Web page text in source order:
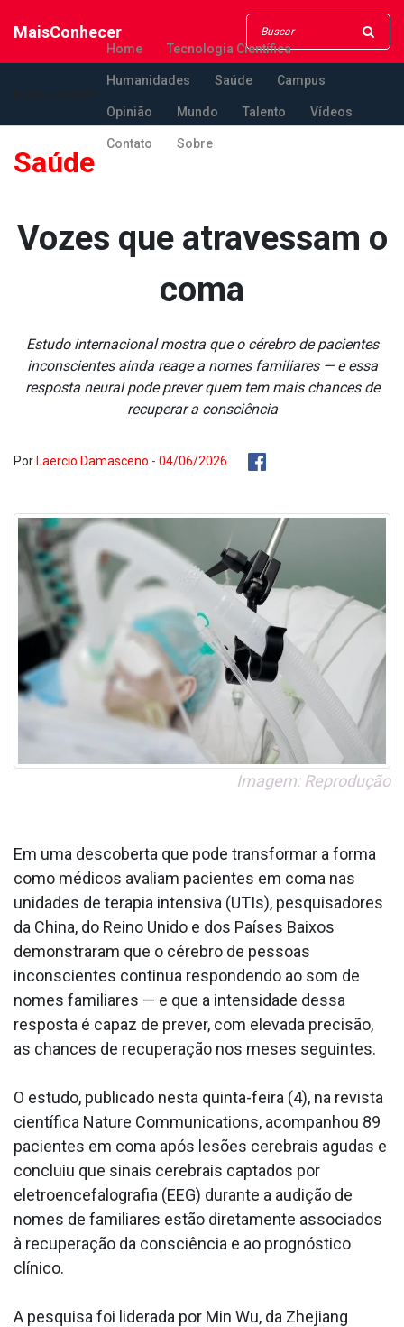
MaisConhecer
Home Tecnologia Científica
Humanidades Saúde Campus
Opinião Mundo Talento Vídeos
Contato Sobre
Saúde
Vozes que atravessam o
coma
Estudo internacional mostra que o cérebro de pacientes
inconscientes ainda reage a nomes familiares — e essa
resposta neural pode prever quem tem mais chances de
recuperar a consciência
Por Laercio Damasceno - 04/06/2026
Imagem: Reprodução
Em uma descoberta que pode transformar a forma
como médicos avaliam pacientes em coma nas
unidades de terapia intensiva (UTIs), pesquisadores
da China, do Reino Unido e dos Países Baixos
demonstraram que o cérebro de pessoas
inconscientes continua respondendo ao som de
nomes familiares — e que a intensidade dessa
resposta é capaz de prever, com elevada precisão,
as chances de recuperação nos meses seguintes.
O estudo, publicado nesta quinta-feira (4), na revista
científica Nature Communications, acompanhou 89
pacientes em coma após lesões cerebrais agudas e
concluiu que sinais cerebrais captados por
eletroencefalografia (EEG) durante a audição de
nomes de familiares estão diretamente associados
à recuperação da consciência e ao prognóstico
clínico.
A pesquisa foi liderada por Min Wu, da Zhejiang